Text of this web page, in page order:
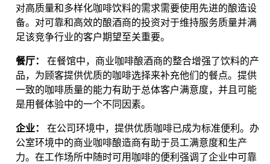
对高质量和多样化咖啡饮料的需求需要使用先进的酿造设
备。对可靠和高效的酿酒商的投资对于维持服务质量并满
足该竞争行业的客户期望至关重要。
餐厅： 在餐馆中，商业咖啡酿酒商的整合增强了饮料的产
品，为顾客提供优质的咖啡选择来补充他们的餐点。提供
一致的咖啡质量的能力有助于总体客户满意度，并且可能
是用餐体验中的一个不同因素。
企业： 在公司环境中，提供优质咖啡已成为标准便利。办
公室环境中的商业咖啡酿造商有助于员工满意度和生产
力。在工作场所中随时可用咖啡的便利强调了企业中可靠